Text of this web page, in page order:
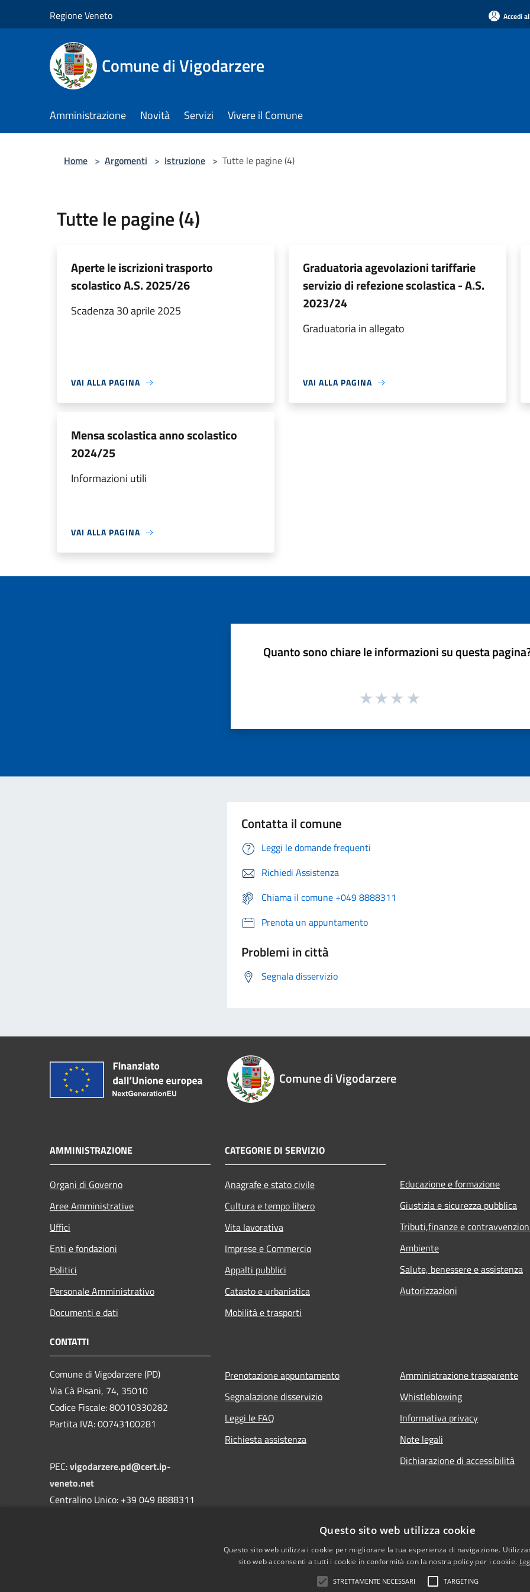
Regione Veneto Accedi
Comune di Vigodarzere
Amministrazione Novità Servizi Vivere il Comune
Home > Argomenti > Istruzione > Tutte le pagine (4)
Tutte le pagine (4)
Aperte le iscrizioni trasporto
scolastico A.S. 2025/26
Scadenza 30 aprile 2025
VAI ALLA PAGINA
Graduatoria agevolazioni tariffarie
servizio di refezione scolastica - A.S.
2023/24
Graduatoria in allegato
VAI ALLA PAGINA
Mensa scolastica anno scolastico
2024/25
Informazioni utili
VAI ALLA PAGINA
Quanto sono chiare le informazioni su questa
Contatta il comune
Leggi le domande frequenti
Richiedi Assistenza
Chiama il comune +049 8888311
Prenota un appuntamento
Problemi in città
Segnala disservizio
Comune di Vigodarzere
AMMINISTRAZIONE
Organi di Governo
Aree Amministrative
Uffici
Enti e fondazioni
Politici
Personale Amministrativo
Documenti e dati
CATEGORIE DI SERVIZIO
Anagrafe e stato civile
Cultura e tempo libero
Vita lavorativa
Imprese e Commercio
Appalti pubblici
Catasto e urbanistica
Mobilità e trasporti
Educazione e formazione
Giustizia e sicurezza pubblica
Tributi,finanze e
Ambiente
Salute, benessere e assistenza
Autorizzazioni
CONTATTI
Comune di Vigodarzere (PD)
Via Cà Pisani, 74, 35010
Codice Fiscale: 80010330282
Partita IVA: 00743100281
PEC:vigodarzere.pd@cert.ip-
veneto.net
Centralino Unico: +39 049 8888311
Prenotazione appuntamento
Segnalazione disservizio
Leggi le FAQ
Richiesta assistenza
Amministrazione trasparente
Whistleblowing
Informativa privacy
Note legali
Dichiarazione di accessibilità
Questo sito web utilizza cookie
Questo sito web utilizza i cookie per migliorare la tua esperienza di navigazione.
sito web acconsenti a tutti i cookie in conformità con la nostra policy per i cookie.
STRETTAMENTE NECESSARI TARGETING